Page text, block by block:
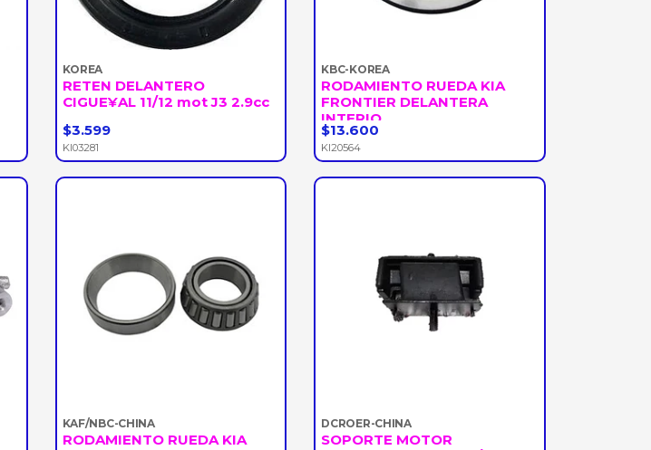
KOREA
RETEN DELANTERO
CIGUE¥AL 11/12 mot J3 2.9cc
-
$3.599
KI03281
KBC-KOREA
RODAMIENTO RUEDA KIA
FRONTIER DELANTERA
INTERIO...
-
$13.600
KI20564
KAF/NBC-CHINA
RODAMIENTO RUEDA KIA
DCROER-CHINA
SOPORTE MOTOR